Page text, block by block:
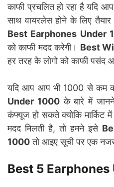
काफी प्रचलित हो रहा है यदि
साथ वायरलेस होने के लिए
Best Earphones Under
को काफी मदद करेगी। Best
हर तरह के लोगो को काफी पसंद
यदि आप आप भी 1000 से कम
Under 1000के बारे में
कंफ्यूज हो सकते क्योकि
मदद मिलती है, तो हमने इसे
1000तो आइए सूची पर एक
Best 5